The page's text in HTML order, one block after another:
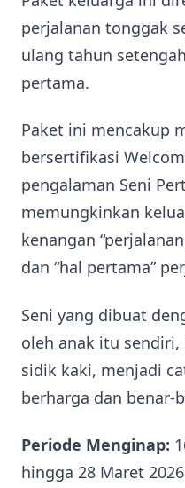
perjalanan tonggak
ulang tahun
pertama.
Paket ini mencakup
bersertifikasi
pengalaman Seni
memungkinkan
kenangan
dan “hal pertama”
Seni yang dibuat
oleh anak itu
sidik kaki, menjadi
berharga dan benar-
Periode Menginap:
hingga 28 Maret